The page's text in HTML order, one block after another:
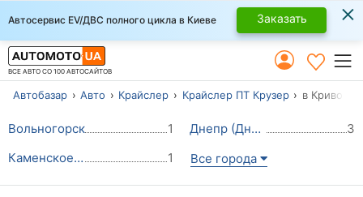
Автосервис EV/ДВС полного цикла в Киеве Заказать ×
ВСЕ АВТО СО 100 АВТОСАЙТОВ
Автобазар Авто Крайслер Крайслер ПТ Крузер в Кривом
Вольногорск 1 Днепр (Днепропетровск)
3
Каменское - Днепродзержинск
1 Все города